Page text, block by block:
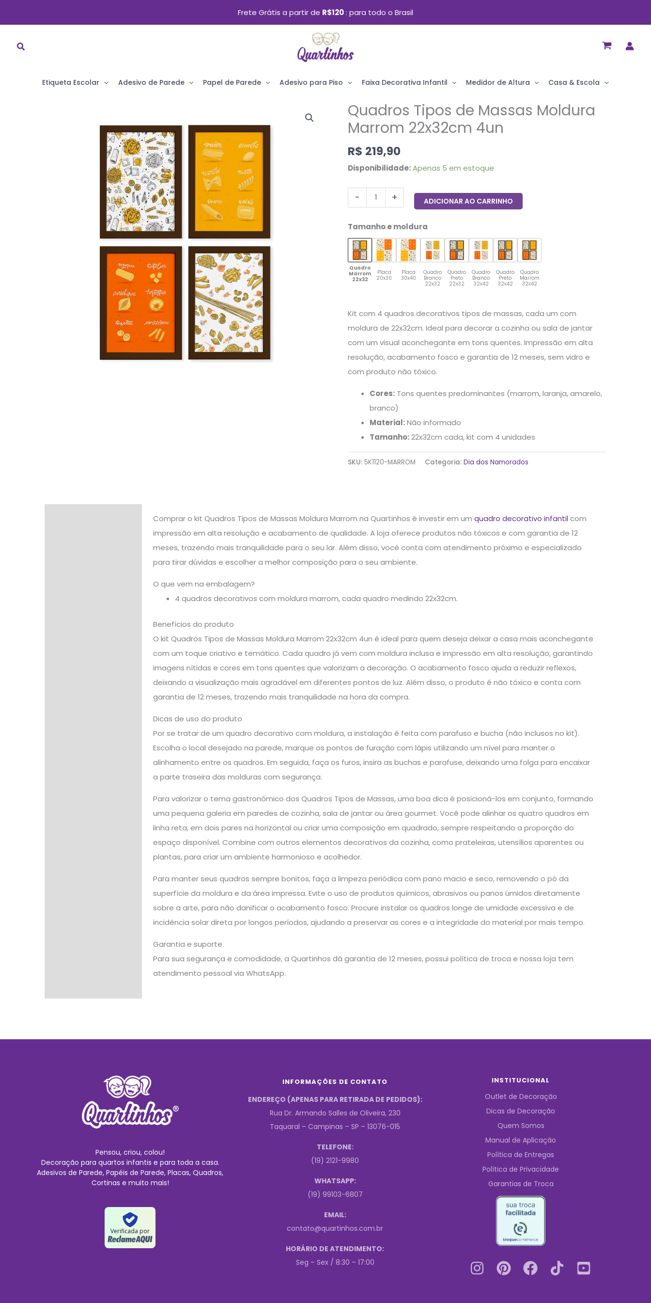
Ir
Frete Grátis a partir de R$120 para todo o Brasil
Etiqueta Escolar Adesivo de Parede Papel de Parede Adesivo para Piso Faixa Decorativa Infantil Medidor de Altura Casa & Escola
Quadros Tipos de Massas Moldura
Marrom 22x32cm 4un
R$ 219,90
Disponibilidade: Apenas 5 em estoque
-
Quadros
Tipos
Massas
Moldura
22x32cm
4un
quantidade
+ ADICIONAR AO CARRINHO
Tamanho e moldura
Quadro
Marrom
22x32
Placa
20x30
Placa
30x40
Quadro
Branco
22x32
Quadro
Preto
22x32
Quadro
Branco
32x42
Quadro
Preto
32x42
Quadro
Marrom
32x42
Kit com 4 quadros decorativos tipos de massas, cada um com
moldura de 22x32cm. Ideal para decorar a cozinha ou sala de jantar
com um visual aconchegante em tons quentes. Impressão em alta
resolução, acabamento fosco e garantia de 12 meses, sem vidro e
com produto não tóxico.
Cores: Tons quentes predominantes (marrom, laranja, amarelo,
branco)
Material:Não informado
Tamanho:22x32cm cada, kit com 4 unidades
SKU:5K1120-MARROM Categoria:Dia dos Namorados
Comprar o kit Quadros Tipos de Massas Moldura Marrom na Quartinhos é investir em um quadro decorativo infantil com
impressão em alta resolução e acabamento de qualidade. A loja oferece produtos não tóxicos e com garantia de 12
meses, trazendo mais tranquilidade para o seu lar. Além disso, você conta com atendimento próximo e especializado
para tirar dúvidas e escolher a melhor composição para o seu ambiente.
O que vem na embalagem?
4 quadros decorativos com moldura marrom, cada quadro medindo 22x32cm.
Benefícios do produto
O kit Quadros Tipos de Massas Moldura Marrom 22x32cm 4un é ideal para quem deseja deixar a casa mais aconchegante
com um toque criativo e temático. Cada quadro já vem com moldura inclusa e impressão em alta resolução, garantindo
imagens nítidas e cores em tons quentes que valorizam a decoração. O acabamento fosco ajuda a reduzir reflexos,
deixando a visualização mais agradável em diferentes pontos de luz. Além disso, o produto é não tóxico e conta com
garantia de 12 meses, trazendo mais tranquilidade na hora da compra.
Dicas de uso do produto
Por se tratar de um quadro decorativo com moldura, a instalação é feita com parafuso e bucha (não inclusos no kit).
Escolha o local desejado na parede, marque os pontos de furação com lápis utilizando um nível para manter o
alinhamento entre os quadros. Em seguida, faça os furos, insira as buchas e parafuse, deixando uma folga para encaixar
a parte traseira das molduras com segurança.
Para valorizar o tema gastronômico dos Quadros Tipos de Massas, uma boa dica é posicioná-los em conjunto, formando
uma pequena galeria em paredes de cozinha, sala de jantar ou área gourmet. Você pode alinhar os quatro quadros em
linha reta, em dois pares na horizontal ou criar uma composição em quadrado, sempre respeitando a proporção do
espaço disponível. Combine com outros elementos decorativos da cozinha, como prateleiras, utensílios aparentes ou
plantas, para criar um ambiente harmonioso e acolhedor.
Para manter seus quadros sempre bonitos, faça a limpeza periódica com pano macio e seco, removendo o pó da
superfície da moldura e da área impressa. Evite o uso de produtos químicos, abrasivos ou panos úmidos diretamente
sobre a arte, para não danificar o acabamento fosco. Procure instalar os quadros longe de umidade excessiva e de
incidência solar direta por longos períodos, ajudando a preservar as cores e a integridade do material por mais tempo.
Garantia e suporte
Para sua segurança e comodidade, a Quartinhos dá garantia de 12 meses, possui política de troca e nossa loja tem
atendimento pessoal via WhatsApp.
Pensou, criou, colou!
Decoração para quartos infantis e para toda a casa.
Adesivos de Parede, Papéis de Parede, Placas, Quadros,
Cortinas e muito mais!
Verificada por
INFORMAÇÕES DE CONTATO
ENDEREÇO (APENAS PARA RETIRADA DE PEDIDOS):
Rua Dr. Armando Salles de Oliveira, 230
Taquaral – Campinas – SP – 13076-015
TELEFONE:
(19) 2121-9980
WHATSAPP:
(19) 99103-6807
EMAIL:
contato@quartinhos.com.br
HORÁRIO DE ATENDIMENTO:
Seg – Sex / 8:30 – 17:00
INSTITUCIONAL
Outlet de Decoração
Dicas de Decoração
Quem Somos
Manual de Aplicação
Política de Entregas
Política de Privacidade
Garantias de Troca